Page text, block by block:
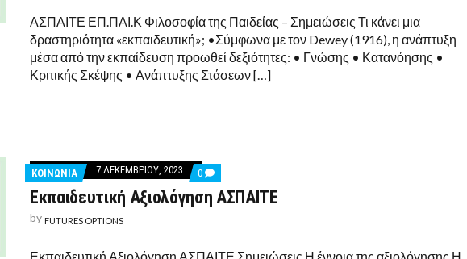
–
ΣΗΜΕΙΏΣΕΙΣ
ΑΣΠΑΙΤΕ ΕΠ.ΠΑΙ.Κ Φιλοσοφία της Παιδείας – Σημειώσεις Τι κάνει μια
δραστηριότητα «εκπαιδευτική»; •Σύμφωνα με τον Dewey (1916), η ανάπτυξη
μέσα από την εκπαίδευση προωθεί δεξιότητες: • Γνώσης • Κατανόησης •
Κριτικής Σκέψης • Ανάπτυξης Στάσεων […]
ΚΟΙΝΩΝΙΑ 7 ΔΕΚΕΜΒΡΊΟΥ, 2023 0 COMMENTS
ON
ΕΚΠΑΙΔΕΥΤΙΚΉ
ΑΞΙΟΛΌΓΗΣΗ
Εκπαιδευτική Αξιολόγηση ΑΣΠΑΙΤΕ
by FUTURES OPTIONS